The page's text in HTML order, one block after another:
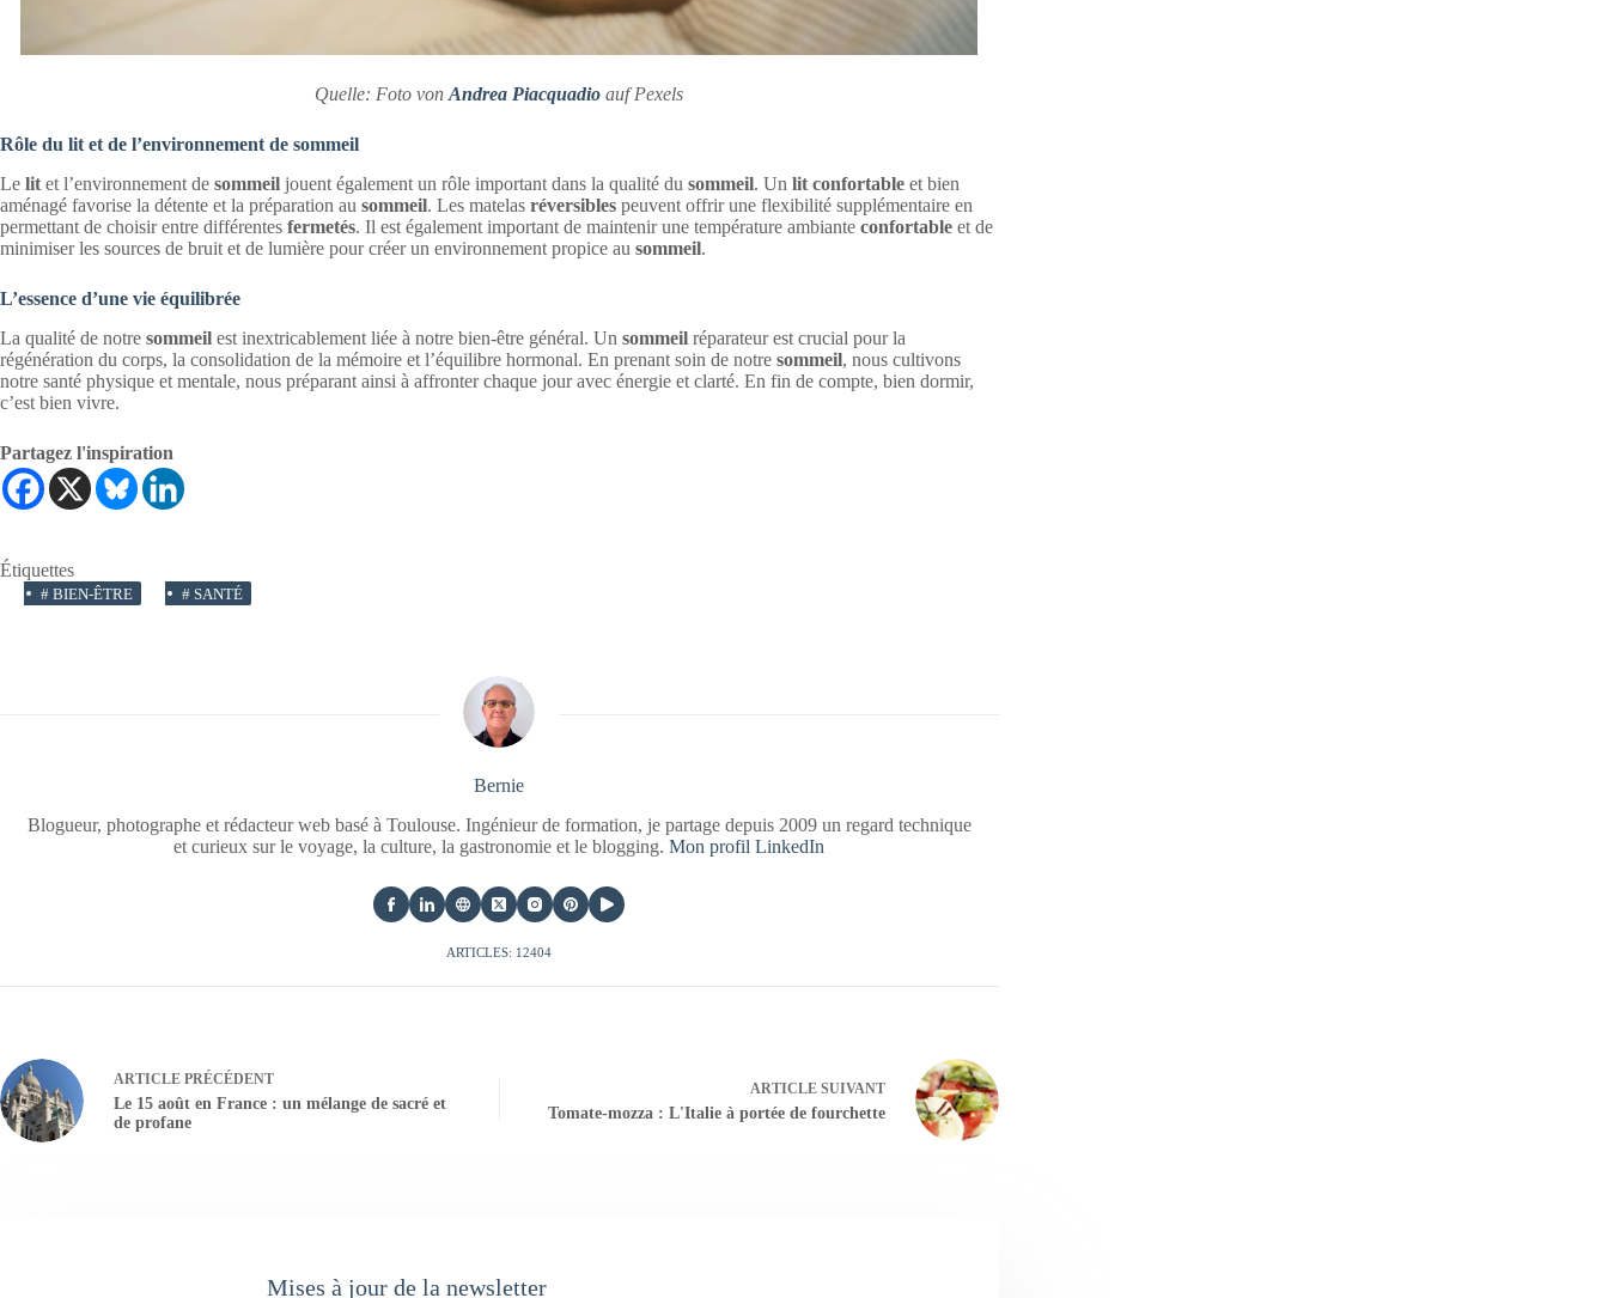
Quelle: Foto vonAndrea Piacquadio auf Pexels
Rôle du lit et de l’environnement de sommeil
Le lit et l’environnement de sommeil jouent également un rôle important dans la qualité du sommeil. Un lit confortable et bien
aménagé favorise la détente et la préparation au sommeil. Les matelas réversibles peuvent offrir une flexibilité supplémentaire en
permettant de choisir entre différentes fermetés. Il est également important de maintenir une température ambiante confortable et de
minimiser les sources de bruit et de lumière pour créer un environnement propice au sommeil.
L’essence d’une vie équilibrée
La qualité de notre sommeil est inextricablement liée à notre bien-être général. Un sommeil réparateur est crucial pour la
régénération du corps, la consolidation de la mémoire et l’équilibre hormonal. En prenant soin de notre sommeil, nous cultivons
notre santé physique et mentale, nous préparant ainsi à affronter chaque jour avec énergie et clarté. En fin de compte, bien dormir,
c’est bien vivre.
Partagez l'inspiration
Étiquettes
# BIEN-ÊTRE # SANTÉ
Bernie
Blogueur, photographe et rédacteur web basé à Toulouse. Ingénieur de formation, je partage depuis 2009 un regard technique
et curieux sur le voyage, la culture, la gastronomie et le blogging.Mon profil LinkedIn
ARTICLES: 12404
ARTICLE PRÉCÉDENT
Le 15 août en France : un mélange de sacré et
de profane
ARTICLESUIVANT
Tomate-mozza : L'Italie à portée de fourchette
Mises à jour de la newsletter